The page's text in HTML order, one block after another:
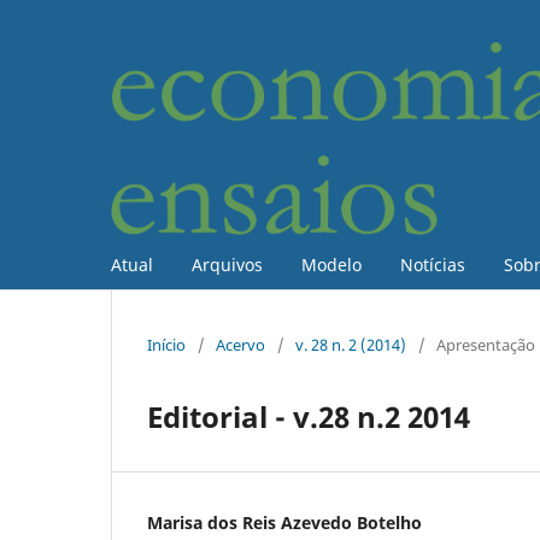
Atual Arquivos Modelo Notícias
Início / Acervo / v. 28 n. 2 (2014) / Apresentação
Editorial - v.28 n.2 2014
Marisa dos Reis Azevedo Botelho